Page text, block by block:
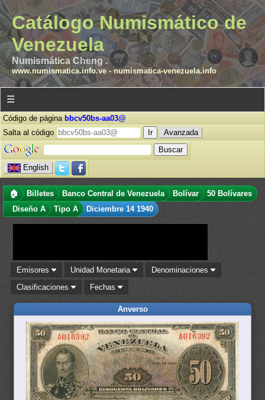
Catálogo Numismático de
Venezuela
Numismática Cheng .
www.numismatica.info.ve- numismatica-venezuela.info
☰
Código de página bbcv50bs-aa03@
Salta al código
Avanzada
English
🏠 Billetes Banco Central de Venezuela Bolívar
50 Bolívares
Diseño A
Tipo A Diciembre 14 1940
Emisores Unidad Monetaria
Denominaciones
Clasificaciones
Fechas
Anverso